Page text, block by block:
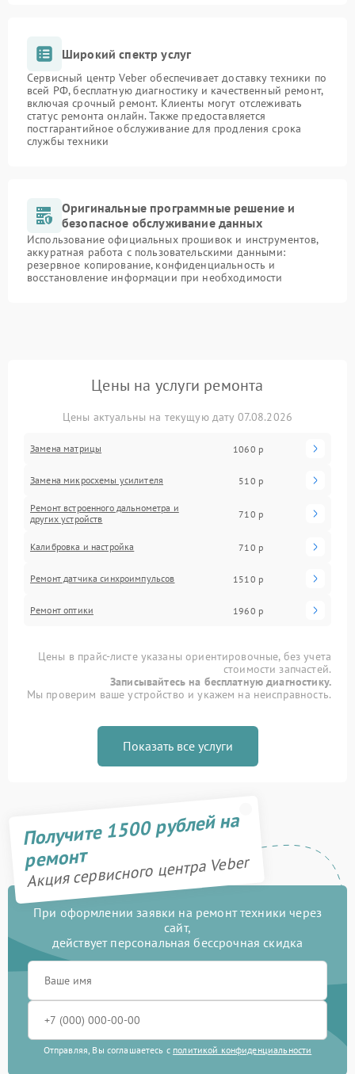
Широкий спектр услуг
Сервисный центр Veber обеспечивает доставку техники по
всей РФ, бесплатную диагностику и качественный ремонт,
включая срочный ремонт. Клиенты могут отслеживать
статус ремонта онлайн. Также предоставляется
постгарантийное обслуживание для продления срока
службы техники
Оригинальные программные решение и
безопасное обслуживание данных
Использование официальных прошивок и инструментов,
аккуратная работа с пользовательскими данными:
резервное копирование, конфиденциальность и
восстановление информации при необходимости
Цены на услуги ремонта
Цены актуальны на текущую дату 07.08.2026
Замена матрицы 1060 р
Замена микросхемы усилителя 510 р
Ремонт встроенного дальнометра и
других устройств
710 р
Калибровка и настройка 710 р
Ремонт датчика синхроимпульсов 1510 р
Ремонт оптики 1960 р
Цены в прайс-листе указаны ориентировочные, без учета
стоимости запчастей.
Записывайтесь на бесплатную диагностику.
Мы проверим ваше устройство и укажем на неисправность.
Показать все услуги
Получите 1500 рублей на
ремонт
Акция сервисного центра Veber
При оформлении заявки на ремонт техники через
сайт,
действует персональная бессрочная скидка
Отправляя, Вы соглашаетесь с политикой конфиденциальности